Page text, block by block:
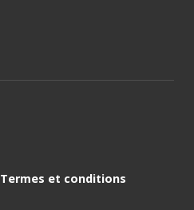
Termes et conditions